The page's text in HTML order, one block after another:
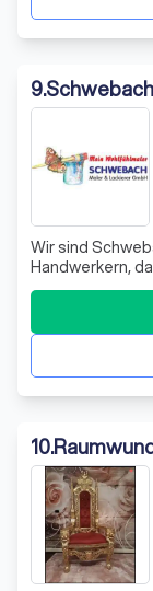
9.
Wir sind
Handwerkern,
Malerarbeiten
Marmorino
schaffen wir
Handwerk geht
10.